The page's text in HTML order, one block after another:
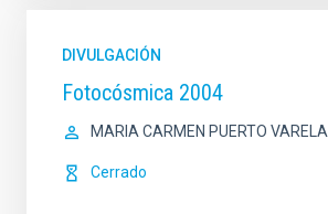
DIVULGACIÓN
Fotocósmica 2004
MARIA CARMEN PUERTO VARELA
Cerrado